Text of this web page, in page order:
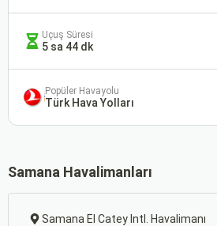
Uçuş Süresi
5 sa 44 dk
Popüler Havayolu
Türk Hava Yolları
Samana Havalimanları
Samana El Catey Intl. Havalimanı